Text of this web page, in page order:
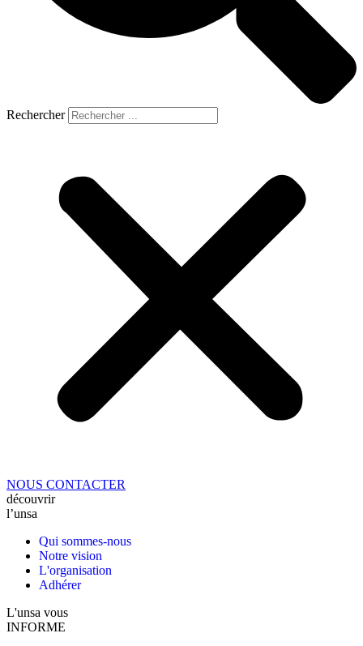
Rechercher
NOUS CONTACTER
découvrir
l’unsa
Qui sommes-nous
Notre vision
L'organisation
Adhérer
L'unsa vous
INFORME